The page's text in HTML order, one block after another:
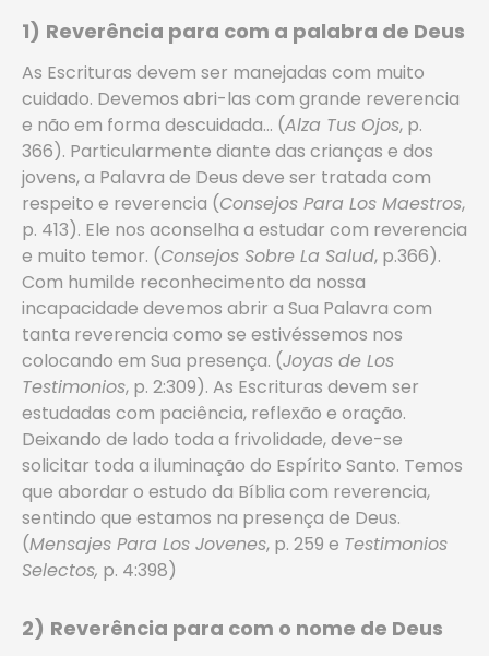
1) Reverência para com a palabra de Deus
As Escrituras devem ser manejadas com muito
cuidado. Devemos abri-las com grande reverencia
e não em forma descuidada… (Alza Tus Ojos, p.
366). Particularmente diante das crianças e dos
jovens, a Palavra de Deus deve ser tratada com
respeito e reverencia (Consejos Para Los Maestros,
p. 413). Ele nos aconselha a estudar com reverencia
e muito temor. (Consejos Sobre La Salud, p.366).
Com humilde reconhecimento da nossa
incapacidade devemos abrir a Sua Palavra com
tanta reverencia como se estivéssemos nos
colocando em Sua presença. (Joyas de Los
Testimonios, p. 2:309). As Escrituras devem ser
estudadas com paciência, reflexão e oração.
Deixando de lado toda a frivolidade, deve-se
solicitar toda a iluminação do Espírito Santo. Temos
que abordar o estudo da Bíblia com reverencia,
sentindo que estamos na presença de Deus.
(Mensajes Para Los Jovenes, p. 259 e Testimonios
Selectos, p. 4:398)
2) Reverência para com o nome de Deus